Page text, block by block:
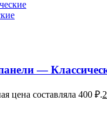
—
цена составляла 400 ₽.